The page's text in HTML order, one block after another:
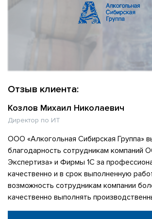
Отзыв клиента:
Козлов Михаил Николаевич
Директор по ИТ
ООО «Алкогольная Сибирская Группа»
благодарность сотрудникам компаний
Экспертиза» и Фирмы 1С за
качественно и в срок выполненную
возможность сотрудникам компании
качественно выполнять